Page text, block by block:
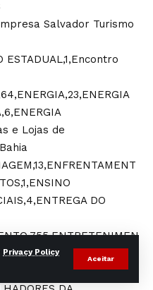
Privacy Policy
Aceitar